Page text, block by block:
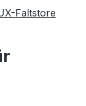
Faltstore